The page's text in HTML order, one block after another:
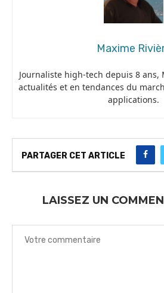
Maxime
Journaliste high-tech depuis 8 ans,
actualités et en tendances du
applications.
PARTAGER CET ARTICLE
LAISSEZ UN